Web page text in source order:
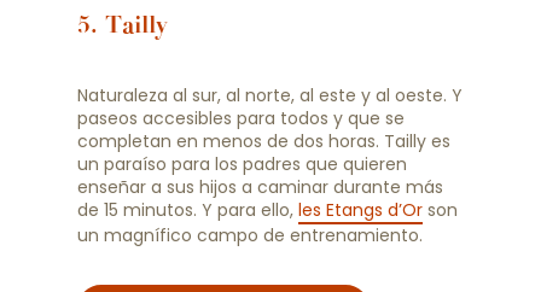
5. Tailly
Naturaleza al sur, al norte, al este y al oeste. Y
paseos accesibles para todos y que se
completan en menos de dos horas. Tailly es
un paraíso para los padres que quieren
enseñar a sus hijos a caminar durante más
de 15 minutos. Y para ello, les Etangs d’Or son
un magnífico campo de entrenamiento.